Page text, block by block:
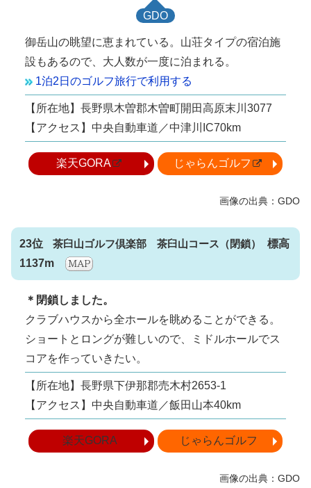
GDO
御岳山の眺望に恵まれている。山荘タイプの宿泊施
設もあるので、大人数が一度に泊まれる。
1泊2日のゴルフ旅行で利用する
【所在地】長野県木曽郡木曽町開田高原末川3077
【アクセス】中央自動車道／中津川IC70km
楽天GORA じゃらんゴルフ
23位 茶臼山ゴルフ倶楽部 茶臼山コース
標高
1137m
＊閉鎖しました。
クラブハウスから全ホールを眺めることができる。
ショートとロングが難しいので、ミドルホールでス
コアを作っていきたい。
【所在地】長野県下伊那郡売木村2653-1
【アクセス】中央自動車道／飯田山本40km
楽天GORA じゃらんゴルフ